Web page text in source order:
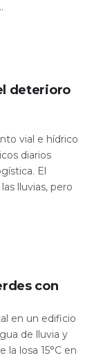
deterioro
vial e hídrico
diarios
El
lluvias, pero
con
en un edificio
de lluvia y
la losa 15°C en